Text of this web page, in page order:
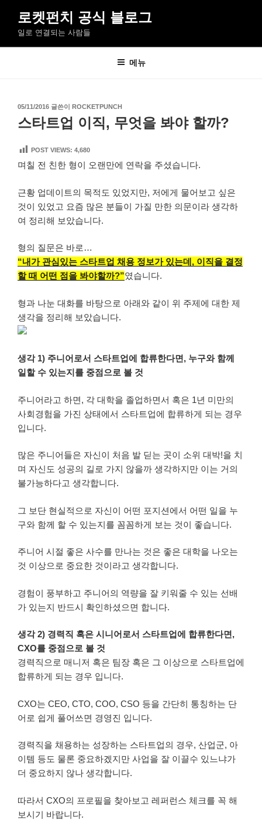
로
로켓펀치 공식 블로그
일로 연결되는 사람들
메뉴
작
일
05/11/2016 글쓴이 ROCKETPUNCH
스타트업 이직, 무엇을 봐야 할까?
POST VIEWS: 4,680
며칠 전 친한 형이 오랜만에 연락을 주셨습니다.
근황 업데이트의 목적도 있었지만, 저에게 물어보고 싶은
것이 있었고 요즘 많은 분들이 가질 만한 의문이라 생각하
여 정리해 보았습니다.
형의 질문은 바로…
“내가 관심있는 스타트업 채용 정보가 있는데, 이직을 결정
할 때 어떤 점을 봐야할까?”였습니다.
형과 나눈 대화를 바탕으로 아래와 같이 위 주제에 대한 제
생각을 정리해 보았습니다.
생각 1) 주니어로서 스타트업에 합류한다면, 누구와 함께
일할 수 있는지를 중점으로 볼 것
주니어라고 하면, 각 대학을 졸업하면서 혹은 1년 미만의
사회경험을 가진 상태에서 스타트업에 합류하게 되는 경우
입니다.
많은 주니어들은 자신이 처음 발 딛는 곳이 소위 대박!을 치
며 자신도 성공의 길로 가지 않을까 생각하지만 이는 거의
불가능하다고 생각합니다.
그 보단 현실적으로 자신이 어떤 포지션에서 어떤 일을 누
구와 함께 할 수 있는지를 꼼꼼하게 보는 것이 좋습니다.
주니어 시절 좋은 사수를 만나는 것은 좋은 대학을 나오는
것 이상으로 중요한 것이라고 생각합니다.
경험이 풍부하고 주니어의 역량을 잘 키워줄 수 있는 선배
가 있는지 반드시 확인하셨으면 합니다.
생각 2) 경력직 혹은 시니어로서 스타트업에 합류한다면,
CXO를 중점으로 볼 것
경력직으로 매니저 혹은 팀장 혹은 그 이상으로 스타트업에
합류하게 되는 경우 입니다.
CXO는 CEO, CTO, COO, CSO 등을 간단히 통칭하는 단
어로 쉽게 풀어쓰면 경영진 입니다.
경력직을 채용하는 성장하는 스타트업의 경우, 산업군, 아
이템 등도 물론 중요하겠지만 사업을 잘 이끌수 있느냐가
더 중요하지 않나 생각합니다.
따라서 CXO의 프로필을 찾아보고 레퍼런스 체크를 꼭 해
보시기 바랍니다.